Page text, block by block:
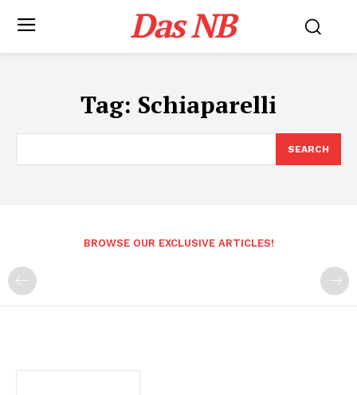
Das NB
Tag: Schiaparelli
SEARCH
BROWSE OUR EXCLUSIVE ARTICLES!